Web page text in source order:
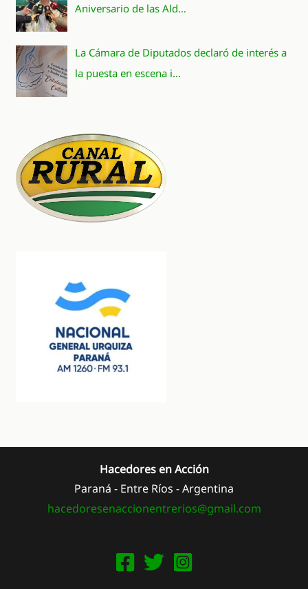
Aniversario de las Ald…
La Cámara de Diputados declaró de interés a
la puesta en escena i…
Hacedores en Acción
Paraná - Entre Ríos - Argentina
hacedoresenaccionentrerios@gmail.com